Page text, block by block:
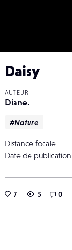
Daisy
AUTEUR
Diane.
#Nature
Distance focale
Date de publication
7 5 0